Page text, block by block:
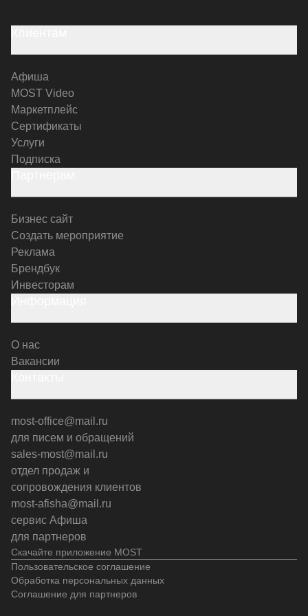
Скачайте приложение MOST
Афиша
MOST Video
Маркетплейс
Сертификаты
Услуги
Подписка
Бизнес сайт
Создать мероприятие
Реклама
Брендбук
Инвесторам
О нас
Вакансии
most-office@mail.ru
для писем и обращений
sales-most@mail.ru
отдел продаж и
сопровождения клиентов
most-afisha@mail.ru
сервис Афиша
для партнеров
Пользовательское соглашение
Обработка персональных данных
Соглашение для партнеров